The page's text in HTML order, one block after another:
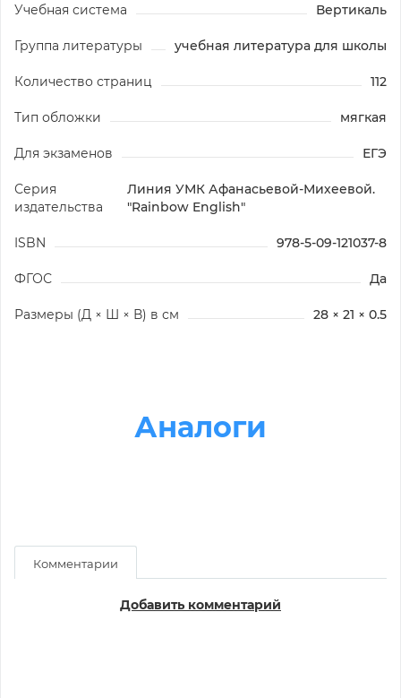
Учебная система Вертикаль
Группа литературы учебная литература для школы
Количество страниц 112
Тип обложки мягкая
Для экзаменов ЕГЭ
Серия
издательства
Линия УМК Афанасьевой-Михеевой.
"Rainbow English"
ISBN 978-5-09-121037-8
ФГОС Да
Размеры (Д × Ш × В) в см 28 × 21 × 0.5
Аналоги
Комментарии
Добавить комментарий